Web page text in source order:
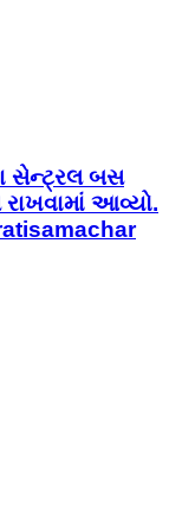
સેન્ટ્રલ બસ
આવ્યો.